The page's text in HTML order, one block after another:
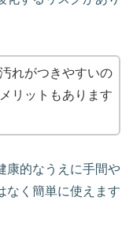
れがつきやすいの
リットもあります
康的なうえに手間や
なく簡単に使えます